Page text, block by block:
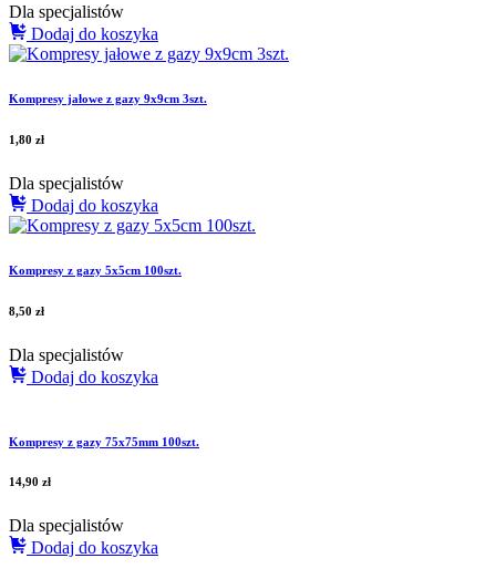
Dla specjalistów
Dodaj do koszyka
Kompresy jałowe z gazy 9x9cm 3szt.
1,80 zł
Dla specjalistów
Dodaj do koszyka
Kompresy z gazy 5x5cm 100szt.
8,50 zł
Dla specjalistów
Dodaj do koszyka
Kompresy z gazy 75x75mm 100szt.
14,90 zł
Dla specjalistów
Dodaj do koszyka